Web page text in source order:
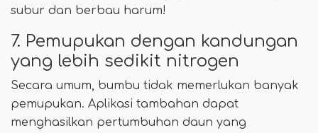
subur dan berbau harum!
7. Pemupukan dengan kandungan
yang lebih sedikit nitrogen
Secara umum, bumbu tidak memerlukan banyak
pemupukan. Aplikasi tambahan dapat
menghasilkan pertumbuhan daun yang